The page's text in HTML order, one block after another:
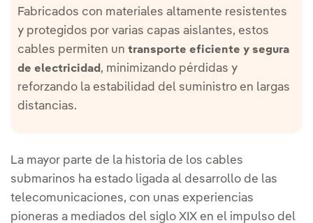
Fabricados con materiales altamente resistentes
y protegidos por varias capas aislantes, estos
cables permiten un transporte eficiente y segura
de electricidad , minimizando pérdidas y
reforzando la estabilidad del suministro en largas
distancias.
La mayor parte de la historia de los cables
submarinos ha estado ligada al desarrollo de las
telecomunicaciones, con unas experiencias
pioneras a mediados del siglo XIX en el impulso del